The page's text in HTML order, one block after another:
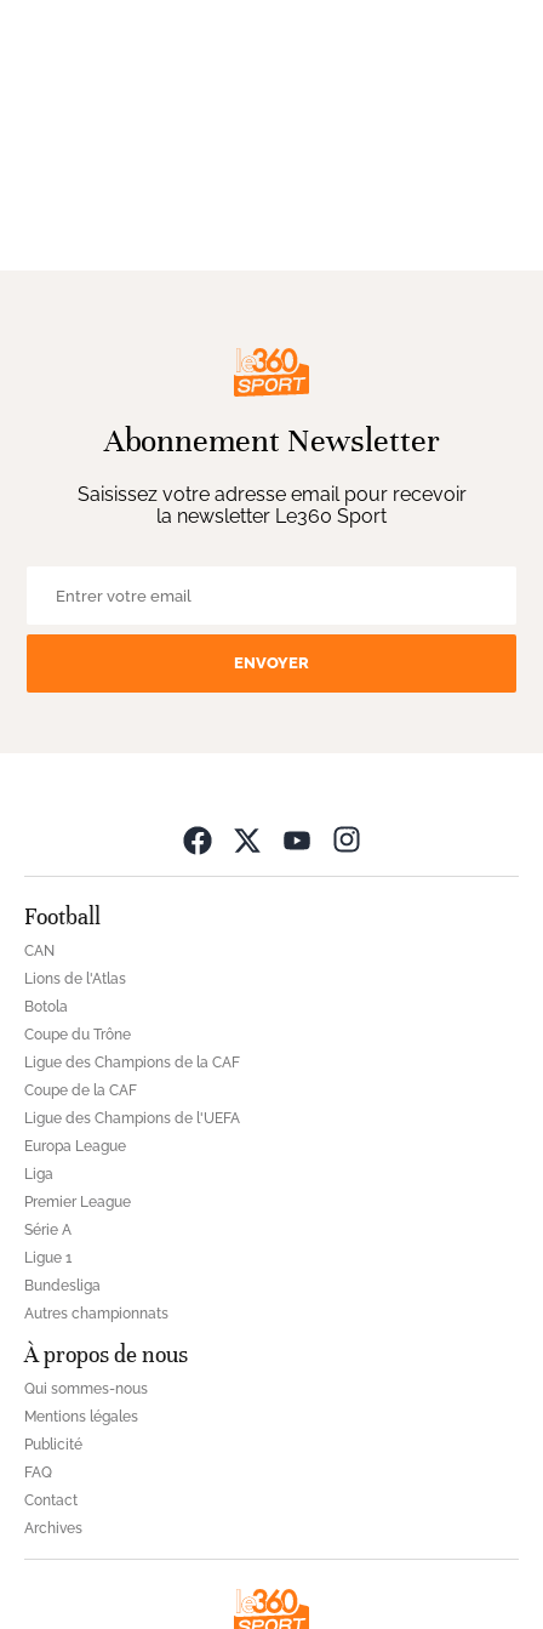
Abonnement Newsletter
Saisissez votre adresse email pour recevoir
la newsletter Le360 Sport
ENVOYER
Football
CAN
Lions de l'Atlas
Botola
Coupe du Trône
Ligue des Champions de la CAF
Coupe de la CAF
Ligue des Champions de l'UEFA
Europa League
Liga
Premier League
Série A
Ligue 1
Bundesliga
Autres championnats
À propos de nous
Qui sommes-nous
Mentions légales
Publicité
FAQ
Contact
Archives